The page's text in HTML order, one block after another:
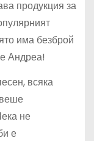
продукция за
има безброй
Андреа!
всяка
не
е